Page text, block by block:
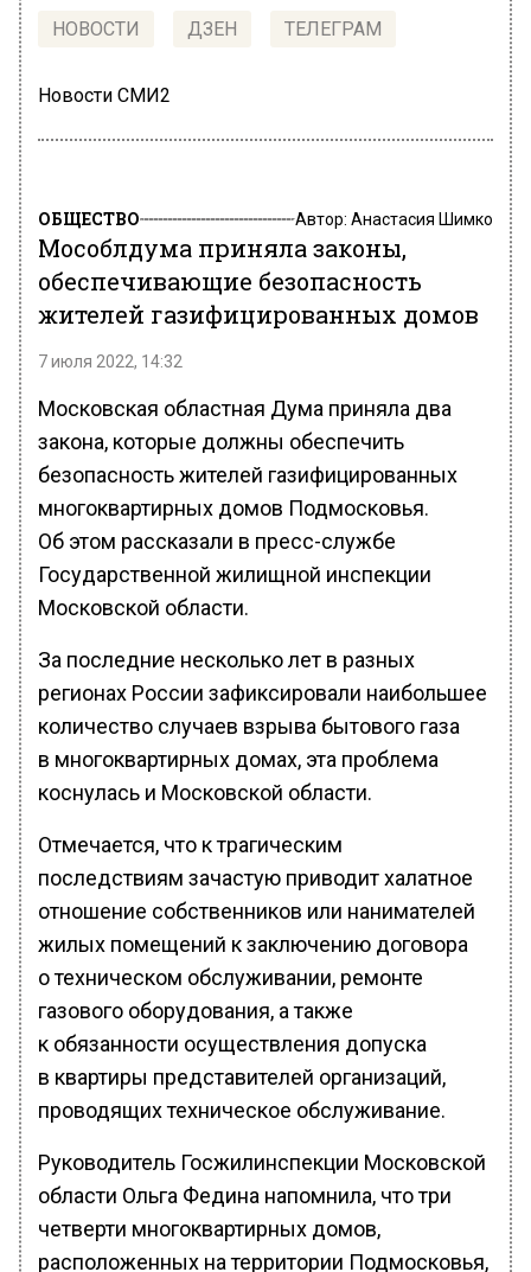
НОВОСТИ ДЗЕН ТЕЛЕГРАМ
Новости СМИ2
ОБЩЕСТВО Автор: Анастасия Шимко
Мособлдума приняла законы,
обеспечивающие безопасность
жителей газифицированных домов
7 июля 2022, 14:32
Московская областная Дума приняла два
закона, которые должны обеспечить
безопасность жителей газифицированных
многоквартирных домов Подмосковья.
Об этом рассказали в пресс-службе
Государственной жилищной инспекции
Московской области.
За последние несколько лет в разных
регионах России зафиксировали наибольшее
количество случаев взрыва бытового газа
в многоквартирных домах, эта проблема
коснулась и Московской области.
Отмечается, что к трагическим
последствиям зачастую приводит халатное
отношение собственников или нанимателей
жилых помещений к заключению договора
о техническом обслуживании, ремонте
газового оборудования, а также
к обязанности осуществления допуска
в квартиры представителей организаций,
проводящих техническое обслуживание.
Руководитель Госжилинспекции Московской
области Ольга Федина напомнила, что три
четверти многоквартирных домов,
расположенных на территории Подмосковья,